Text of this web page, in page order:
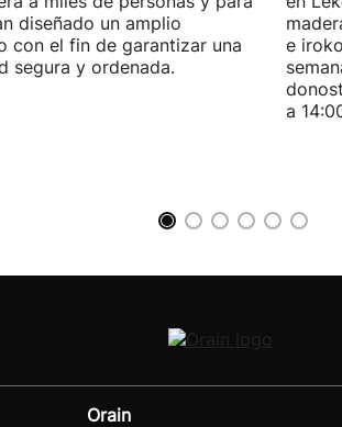
diseñado un amplio
con el fin de garantizar una
segura y ordenada.
e
a
Orain